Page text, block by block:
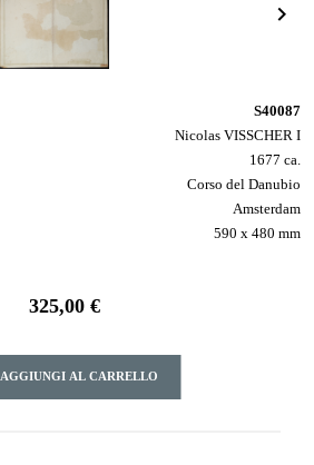

S40087
Nicolas VISSCHER I
1677 ca.
Corso del Danubio
Amsterdam
590 x 480 mm
325,00 €
AGGIUNGI AL CARRELLO